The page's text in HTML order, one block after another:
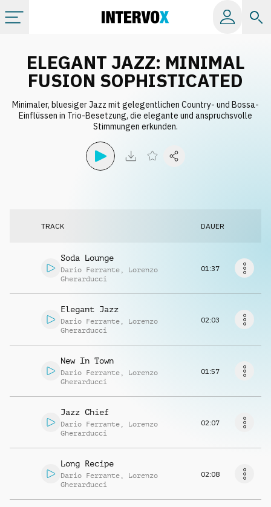
Alle Alben
Musikanfrage
ELEGANT JAZZ: MINIMAL
FUSION SOPHISTICATED
Minimaler, bluesiger Jazz mit gelegentlichen Country- und Bossa-
Einflüssen in Trio-Besetzung, die elegante und anspruchsvolle
Stimmungen erkunden.
TRACK DAUER
Soda Lounge
Dario Ferrante , Lorenzo
Gherarducci
01:37
Elegant Jazz
Dario Ferrante , Lorenzo
Gherarducci
02:03
New In Town
Dario Ferrante , Lorenzo
Gherarducci
01:57
Jazz Chief
Dario Ferrante , Lorenzo
Gherarducci
02:07
Long Recipe
Dario Ferrante , Lorenzo
Gherarducci
02:08